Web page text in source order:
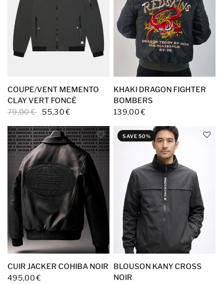
COUPE/VENT MEMENTO
CLAY VERT FONCÉ
79,00 € 55,30 €
KHAKI DRAGON FIGHTER
BOMBERS
139,00 €
CUIR JACKER COHIBA NOIR
495,00 €
SAVE 50%
BLOUSON KANY CROSS
NOIR